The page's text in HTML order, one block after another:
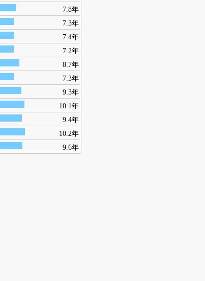
7.8年
7.3年
7.4年
7.2年
8.7年
7.3年
9.3年
10.1年
9.4年
10.2年
9.6年